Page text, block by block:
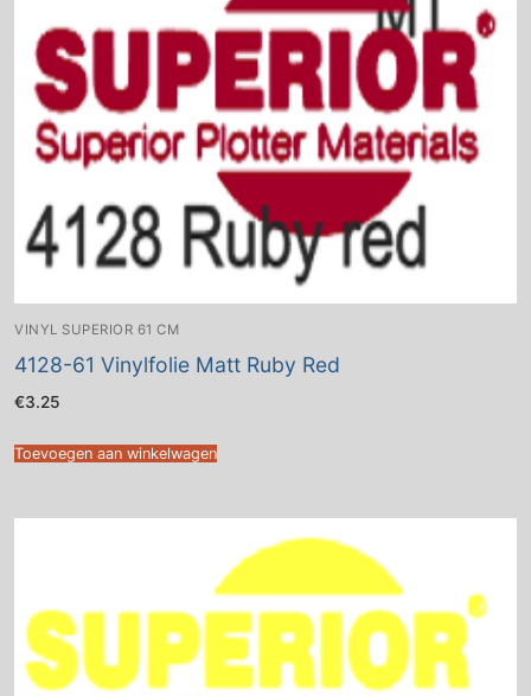
VINYL SUPERIOR 61 CM
4128-61 Vinylfolie Matt Ruby Red
€3.25
Toevoegen aan winkelwagen